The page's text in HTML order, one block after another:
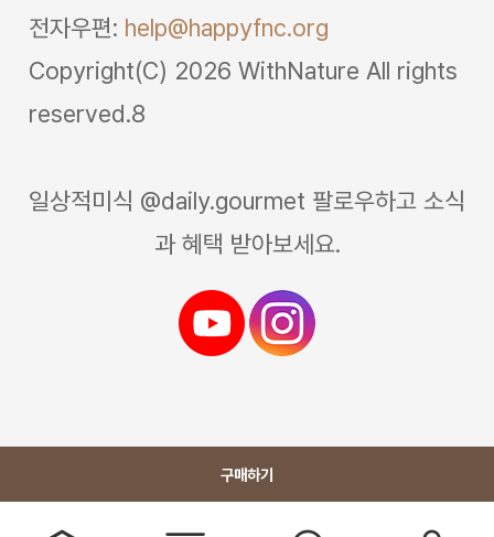
전자우편: help@happyfnc.org
Copyright(C) 2026 WithNature All rights
reserved.8
일상적미식 @daily.gourmet 팔로우하고 소식
과 혜택 받아보세요.